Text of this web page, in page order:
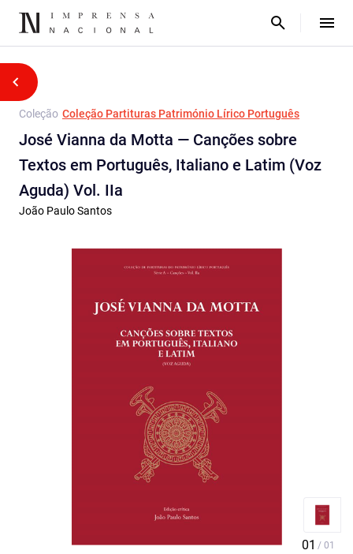
Coleção Coleção Partituras Património Lírico Português
José Vianna da Motta — Canções sobre
Textos em Português, Italiano e Latim (Voz
Aguda) Vol. IIa
João Paulo Santos